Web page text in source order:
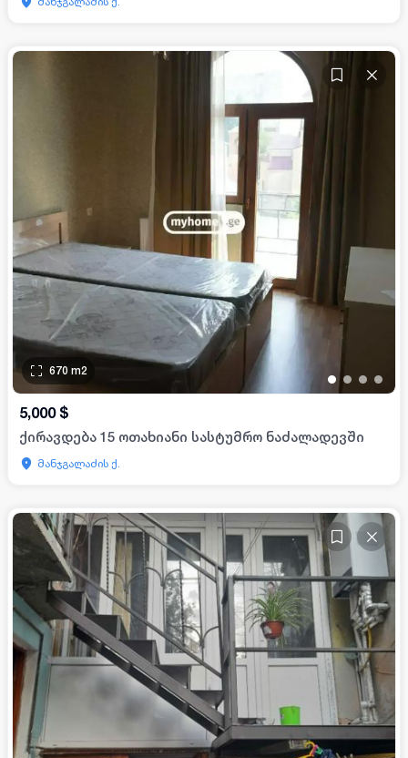
• • • •
670 m2
5,000 $
ქირავდება 15 ოთახიანი სასტუმრო ნაძალადევში
მანჯგალაძის ქ.